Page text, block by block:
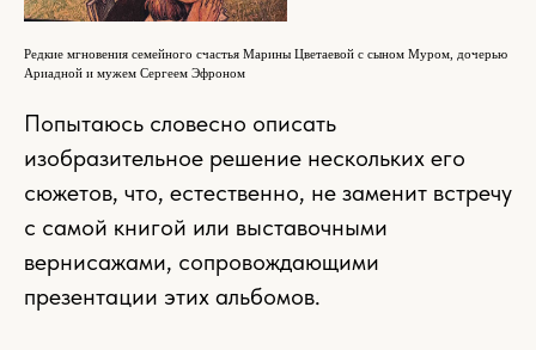
Редкие мгновения семейного счастья Марины Цветаевой с сыном Муром, дочерью
Ариадной и мужем Сергеем Эфроном
Попытаюсь словесно описать
изобразительное решение нескольких его
сюжетов, что, естественно, не заменит встречу
с самой книгой или выставочными
вернисажами, сопровождающими
презентации этих альбомов.